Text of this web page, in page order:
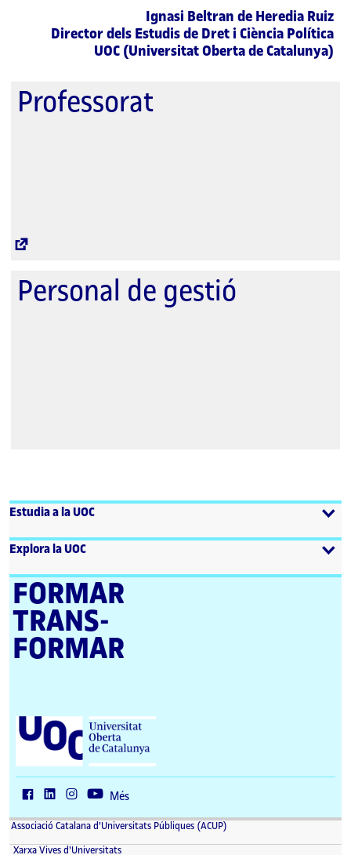
Ignasi Beltran de Heredia Ruiz
Director dels Estudis de Dret i Ciència Política
UOC (Universitat Oberta de Catalunya)
Professorat
Personal de gestió
Estudia a la UOC
Explora la UOC
FORMAR
TRANS­
FORMAR
U
e
i
t
a
Més
Associació Catalana d'Universitats Públiques (ACUP)
Xarxa Vives d'Universitats